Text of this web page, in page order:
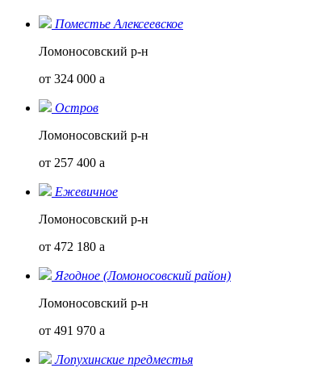
Поместье Алексеевское
Ломоносовский р-н
от 324 000 a
Остров
Ломоносовский р-н
от 257 400 a
Ежевичное
Ломоносовский р-н
от 472 180 a
Ягодное (Ломоносовский район)
Ломоносовский р-н
от 491 970 a
Лопухинские предместья